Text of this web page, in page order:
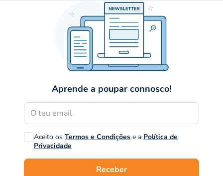
Aprende a poupar connosco!
Aceito os Termos e Condições e a Política de
Privacidade
Receber